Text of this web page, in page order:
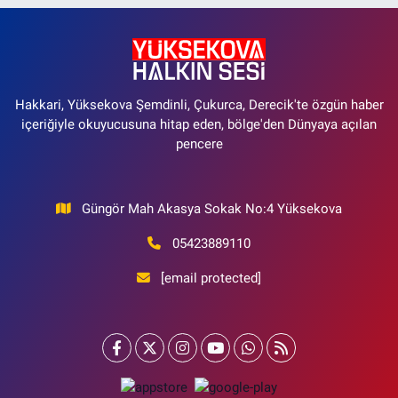
Hakkari, Yüksekova Şemdinli, Çukurca, Derecik'te özgün haber
içeriğiyle okuyucusuna hitap eden, bölge'den Dünyaya açılan
pencere
Güngör Mah Akasya Sokak No:4 Yüksekova
05423889110
[email protected]